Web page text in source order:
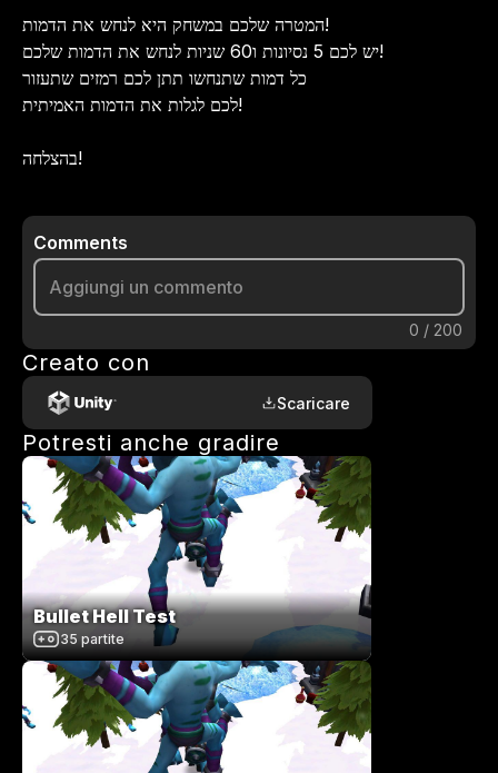
המטרה שלכם במשחק היא לנחש את הדמות!
יש לכם 5 נסיונות ו60 שניות לנחש את הדמות שלכם!
כל דמות שתנחשו תתן לכם רמזים שתעזור
לכם לגלות את הדמות האמיתית!
בהצלחה!
Comments
0 / 200
Creato con
Scaricare
Potresti anche gradire
Bullet Hell Test
35 partite